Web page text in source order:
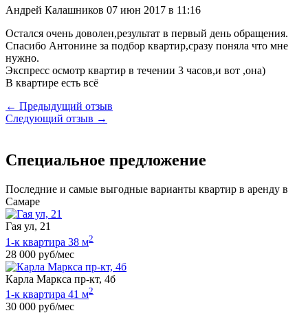
Андрей Калашников 07 июн 2017 в 11:16
Остался очень доволен,результат в первый день обращения.
Спасибо Антонине за подбор квартир,сразу поняла что мне
нужно.
Экспресс осмотр квартир в течении 3 часов,и вот ,она)
В квартире есть всё
← Предыдущий отзыв
Следующий отзыв →
Специальное предложение
Последние и самые выгодные варианты квартир в аренду в
Самаре
Гая ул, 21
1-к квартира 38 м2
28 000 руб/мес
Карла Маркса пр-кт, 4б
1-к квартира 41 м2
30 000 руб/мес